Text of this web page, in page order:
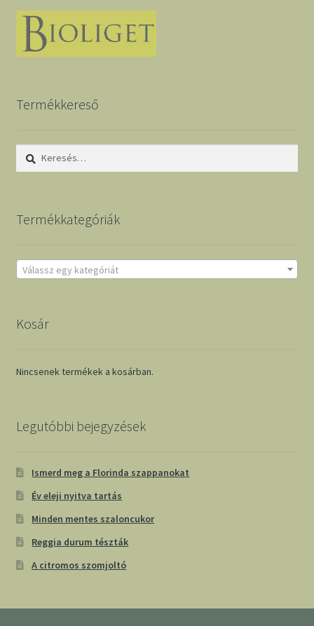
Termékkereső
Keresés:
Termékkategóriák
Válassz egy kategóriát
Kosár
Nincsenek termékek a kosárban.
Legutóbbi bejegyzések
Ismerd meg a Florinda szappanokat
Év eleji nyitva tartás
Minden mentes szaloncukor
Reggia durum tészták
A citromos szomjoltó